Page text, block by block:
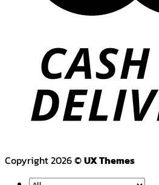
Copyright 2026 ©UX Themes